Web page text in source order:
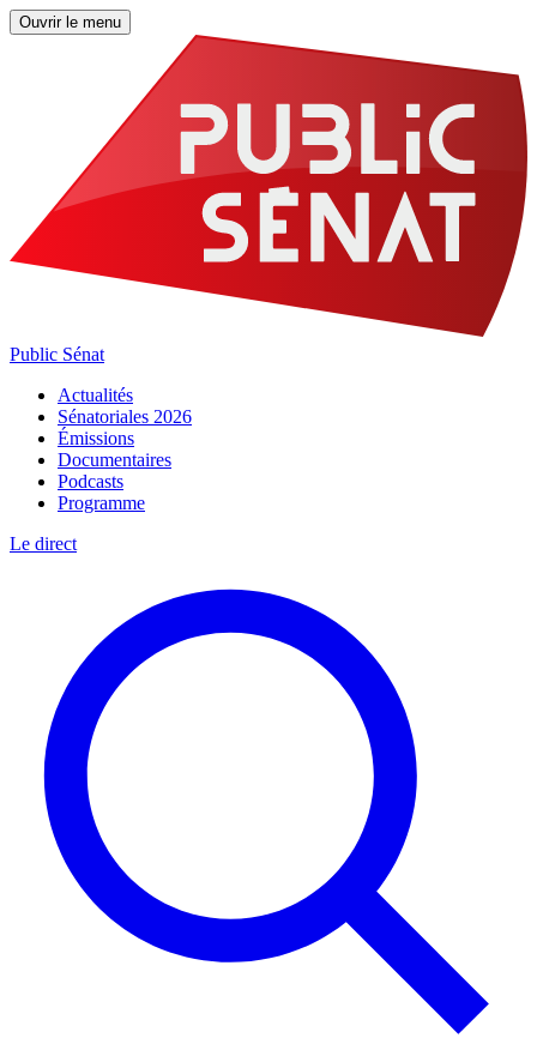
Ouvrir le menu
Public Sénat
Actualités
Sénatoriales 2026
Émissions
Documentaires
Podcasts
Programme
Le direct